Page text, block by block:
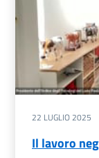
22 LUGLIO 2025
Il lavoro